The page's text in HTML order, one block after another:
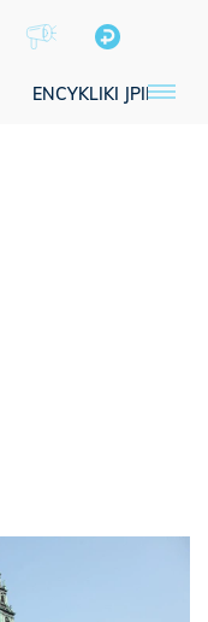
ENCYKLIKI JPII